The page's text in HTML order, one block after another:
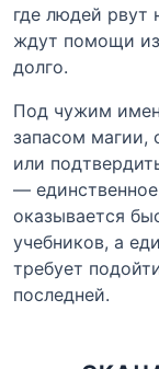
где людей рвут
ждут помощи
долго.
Под чужим
запасом магии,
или
—
оказывается
учебников, а
требует
последней.